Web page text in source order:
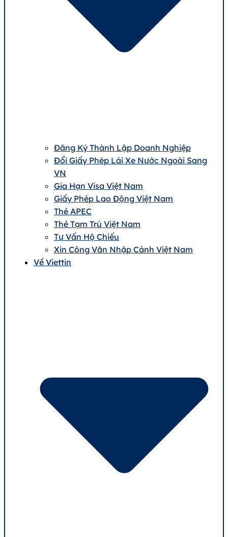
Đăng Ký Thành Lập Doanh Nghiệp
Đổi Giấy Phép Lái Xe Nước Ngoài Sang
VN
Gia Hạn Visa Việt Nam
Giấy Phép Lao Động Việt Nam
Thẻ APEC
Thẻ Tạm Trú Việt Nam
Tư Vấn Hộ Chiếu
Xin Công Văn Nhập Cảnh Việt Nam
Về Viettin